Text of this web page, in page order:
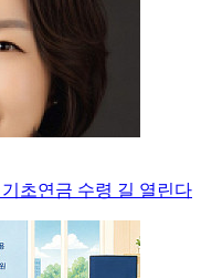
초연금 수령 길 열린다